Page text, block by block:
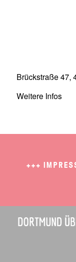
Brückstraße 47,
Weitere Infos
+++